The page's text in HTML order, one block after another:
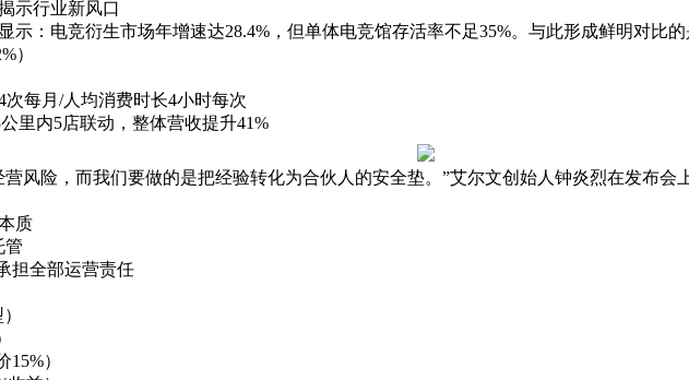
示行业新风口
示：电竞衍生市场年增速达28.4%，但单体电竞馆存活率不足35%。与此形成鲜明对比
）
次每月/人均消费时长4小时每次
里内5店联动，整体营收提升41%
风险，而我们要做的是把经验转化为合伙人的安全垫。”艾尔文创始人钟炎烈在发布会
质
管
担全部运营责任
）